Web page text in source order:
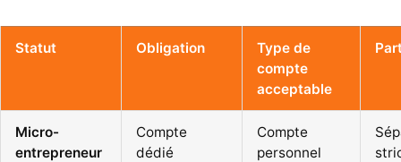
Statut Obligation
Type de
compte
acceptable
Micro-
entrepreneur
Compte
dédié
Compte
personnel